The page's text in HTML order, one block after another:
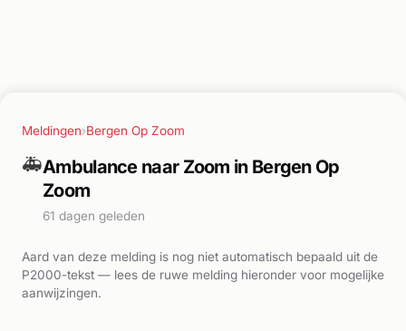
Meldingen›Bergen Op Zoom
🚑Ambulance naar Zoom in Bergen Op
Zoom
61 dagen geleden
Aard van deze melding is nog niet automatisch bepaald uit de
P2000-tekst — lees de ruwe melding hieronder voor mogelijke
aanwijzingen.